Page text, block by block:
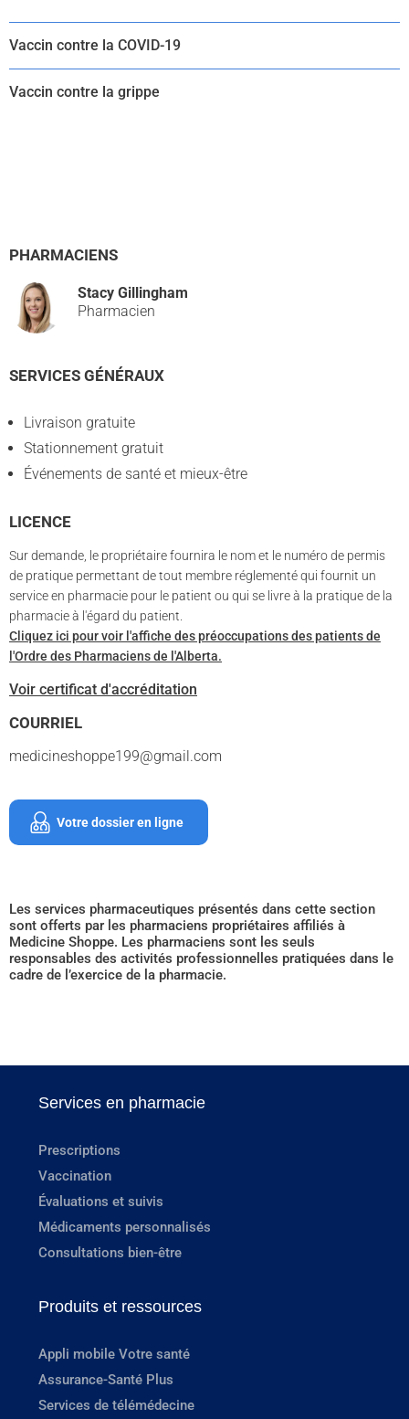
Vaccin contre la COVID-19
Vaccin contre la grippe
PHARMACIENS
Stacy Gillingham
Pharmacien
SERVICES GÉNÉRAUX
Livraison gratuite
Stationnement gratuit
Événements de santé et mieux-être
LICENCE
Sur demande, le propriétaire fournira le nom et le numéro de permis
de pratique permettant de tout membre réglementé qui fournit un
service en pharmacie pour le patient ou qui se livre à la pratique de la
pharmacie à l'égard du patient.
Cliquez ici pour voir l'affiche des préoccupations des patients de
l'Ordre des Pharmaciens de l'Alberta.
Voir certificat d'accréditation
COURRIEL
medicineshoppe199@gmail.com
Votre dossier en ligne
Les services pharmaceutiques présentés dans cette section
sont offerts par les pharmaciens propriétaires affiliés à
Medicine Shoppe. Les pharmaciens sont les seuls
responsables des activités professionnelles pratiquées dans le
cadre de l’exercice de la pharmacie.
Services en pharmacie
Prescriptions
Vaccination
Évaluations et suivis
Médicaments personnalisés
Consultations bien-être
Produits et ressources
Appli mobile Votre santé
Assurance-Santé Plus
Services de télémédecine